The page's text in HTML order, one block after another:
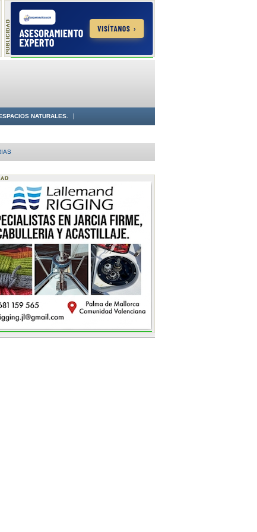
NATURALES.